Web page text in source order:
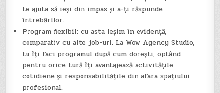
te ajuta să ieși din impas și a-ți răspunde
întrebărilor.
Program flexibil: cu asta ieșim în evidență,
comparativ cu alte job-uri. La Wow Agency Studio,
tu îți faci programul după cum dorești, optând
pentru orice tură îți avantajează activitățile
cotidiene și responsabilitățile din afara spațiului
profesional.